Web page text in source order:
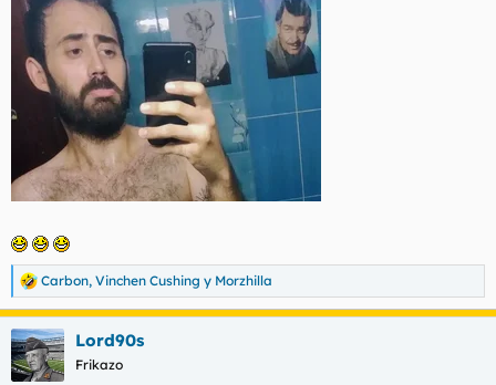
R
e
a
c
c
i
Carbon, Vinchen Cushing y Morzhilla
Lord90s
Frikazo